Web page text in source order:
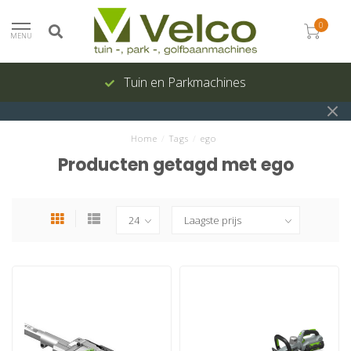
MENU
0
Tuin en Parkmachines
Home Tags ego
Producten getagd met ego